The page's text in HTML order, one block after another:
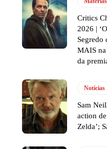
Critics
2026 |
Segredo
MAIS na
da
Notícias
Sam
action
Zelda’;